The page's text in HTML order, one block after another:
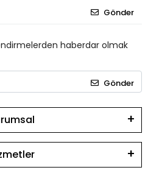
Gönder
haberdar olmak
Gönder